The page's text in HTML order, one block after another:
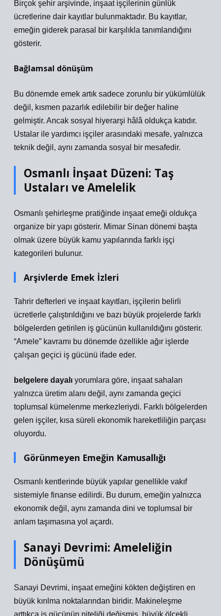
Birçok şehir arşivinde, inşaat işçilerinin günlük
ücretlerine dair kayıtlar bulunmaktadır. Bu kayıtlar,
emeğin giderek parasal bir karşılıkla tanımlandığını
gösterir.
Bağlamsal dönüşüm
Bu dönemde emek artık sadece zorunlu bir yükümlülük
değil, kısmen pazarlık edilebilir bir değer haline
gelmiştir. Ancak sosyal hiyerarşi hâlâ oldukça katıdır.
Ustalar ile yardımcı işçiler arasındaki mesafe, yalnızca
teknik değil, aynı zamanda sosyal bir mesafedir.
Osmanlı İnşaat Düzeni: Taş
Ustaları ve Amelelik
Osmanlı şehirleşme pratiğinde inşaat emeği oldukça
organize bir yapı gösterir. Mimar Sinan dönemi başta
olmak üzere büyük kamu yapılarında farklı işçi
kategorileri bulunur.
Arşivlerde Emek İzleri
Tahrir defterleri ve inşaat kayıtları, işçilerin belirli
ücretlerle çalıştırıldığını ve bazı büyük projelerde farklı
bölgelerden getirilen iş gücünün kullanıldığını gösterir.
“Amele” kavramı bu dönemde özellikle ağır işlerde
çalışan geçici iş gücünü ifade eder.
belgelere dayalı yorumlara göre, inşaat sahaları
yalnızca üretim alanı değil, aynı zamanda geçici
toplumsal kümelenme merkezleriydi. Farklı bölgelerden
gelen işçiler, kısa süreli ekonomik hareketliliğin parçası
oluyordu.
Görünmeyen Emeğin Kamusallığı
Osmanlı kentlerinde büyük yapılar genellikle vakıf
sistemiyle finanse edilirdi. Bu durum, emeğin yalnızca
ekonomik değil, aynı zamanda dini ve toplumsal bir
anlam taşımasına yol açardı.
Sanayi Devrimi: Ameleliğin
Dönüşümü
Sanayi Devrimi, inşaat emeğini kökten değiştiren en
büyük kırılma noktalarından biridir. Makineleşme
arttıkça iş gücünün niteliği değişmiş, büyük ölçekli